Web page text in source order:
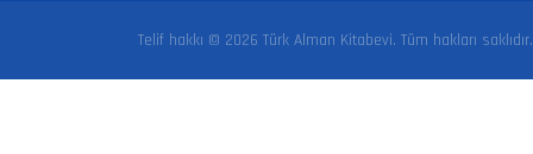
Telif hakkı © 2026 Türk Alman Kitabevi. Tüm hakları saklıdır.